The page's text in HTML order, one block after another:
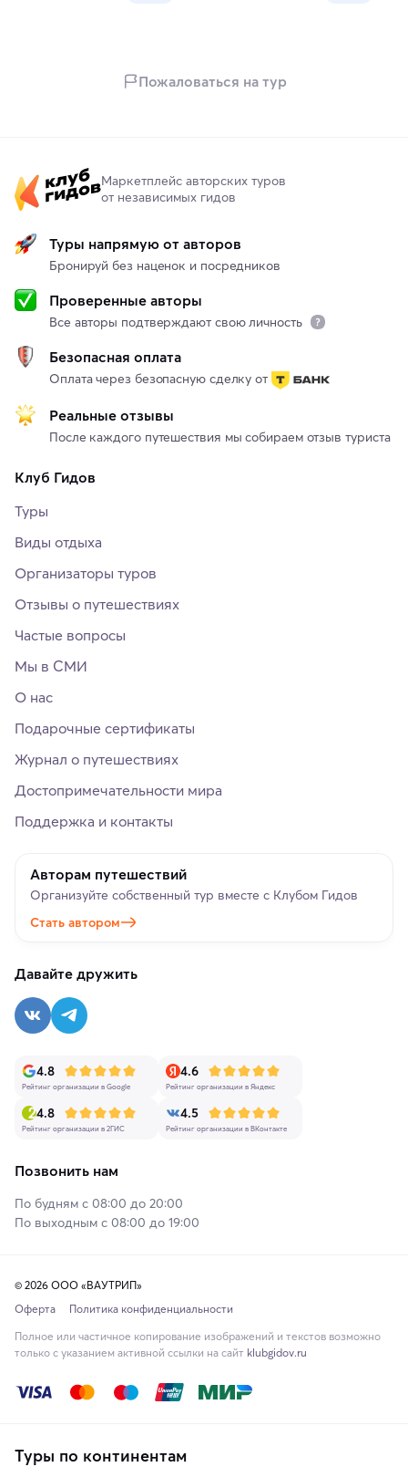
Пожаловаться на тур
Маркетплейс авторских туров
от независимых гидов
Туры напрямую от авторов
Бронируй без наценок и посредников
Проверенные авторы
Все авторы подтверждают свою личность
Безопасная оплата
Оплата через безопасную сделку от
Реальные отзывы
После каждого путешествия мы собираем отзыв туриста
Клуб Гидов
Туры
Виды отдыха
Организаторы туров
Отзывы о путешествиях
Частые вопросы
Мы в СМИ
О нас
Подарочные сертификаты
Журнал о путешествиях
Достопримечательности мира
Поддержка и контакты
Авторам путешествий
Организуйте собственный тур вместе с Клубом Гидов
Стать автором
Давайте дружить
4.8
Рейтинг организации в Google
4.6
Рейтинг организации в Яндекс
4.8
Рейтинг организации в 2ГИС
4.5
Рейтинг организации в ВКонтакте
Позвонить нам
По будням с 08:00 до 20:00
По выходным с 08:00 до 19:00
© 2026 ООО «ВАУТРИП»
Оферта
Политика конфиденциальности
Полное или частичное копирование изображений и текстов возможно
только с указанием активной ссылки на сайт klubgidov.ru
Туры по континентам